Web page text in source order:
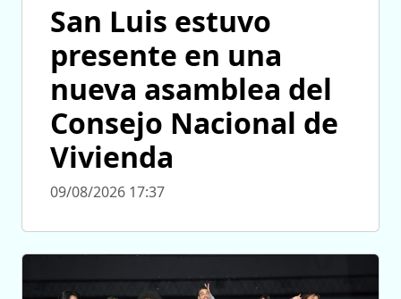
San Luis estuvo
presente en una
nueva asamblea del
Consejo Nacional de
Vivienda
09/08/2026 17:37